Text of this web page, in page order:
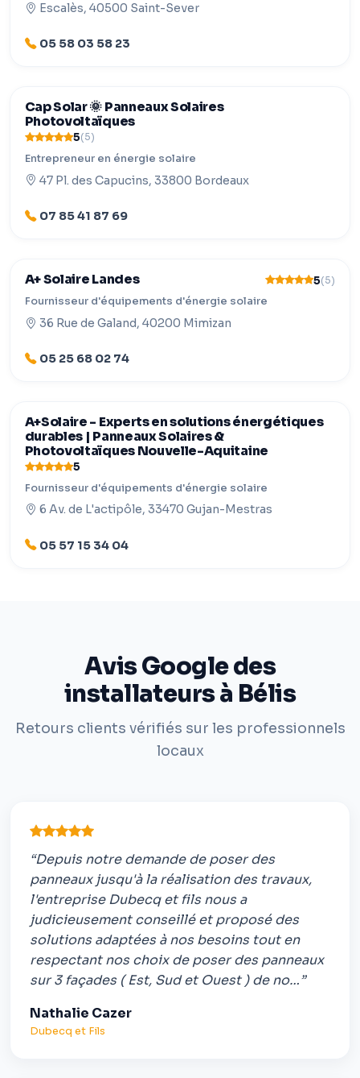
Escalès, 40500 Saint-Sever
05 58 03 58 23
Cap Solar 🌞 Panneaux Solaires
Photovoltaïques
5(5)
Entrepreneur en énergie solaire
47 Pl. des Capucins, 33800 Bordeaux
07 85 41 87 69
A+ Solaire Landes 5(5)
Fournisseur d'équipements d'énergie solaire
36 Rue de Galand, 40200 Mimizan
05 25 68 02 74
A+Solaire - Experts en solutions énergétiques
durables | Panneaux Solaires &
Photovoltaïques Nouvelle-Aquitaine
5
Fournisseur d'équipements d'énergie solaire
6 Av. de L'actipôle, 33470 Gujan-Mestras
05 57 15 34 04
Avis Google des
installateurs à Bélis
Retours clients vérifiés sur les professionnels
locaux
“Depuis notre demande de poser des
panneaux jusqu'à la réalisation des travaux,
l'entreprise Dubecq et fils nous a
judicieusement conseillé et proposé des
solutions adaptées à nos besoins tout en
respectant nos choix de poser des panneaux
sur 3 façades ( Est, Sud et Ouest ) de no…”
Nathalie Cazer
Dubecq et Fils